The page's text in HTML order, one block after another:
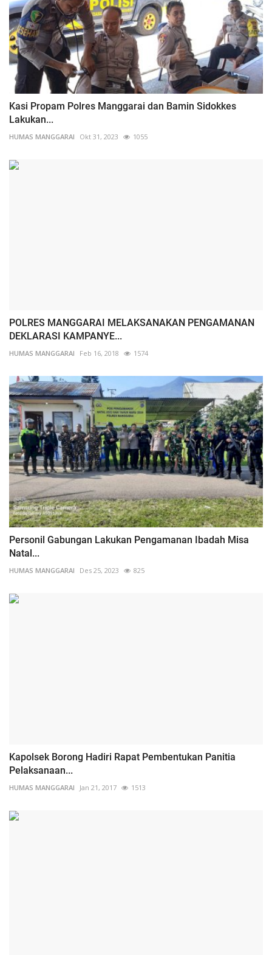
Kasi Propam Polres Manggarai dan Bamin Sidokkes
Lakukan...
HUMAS MANGGARAI Okt 31, 2023 1055
POLRES MANGGARAI MELAKSANAKAN PENGAMANAN
DEKLARASI KAMPANYE...
HUMAS MANGGARAI Feb 16, 2018 1574
Personil Gabungan Lakukan Pengamanan Ibadah Misa
Natal...
HUMAS MANGGARAI Des 25, 2023 825
Kapolsek Borong Hadiri Rapat Pembentukan Panitia
Pelaksanaan...
HUMAS MANGGARAI Jan 21, 2017 1513